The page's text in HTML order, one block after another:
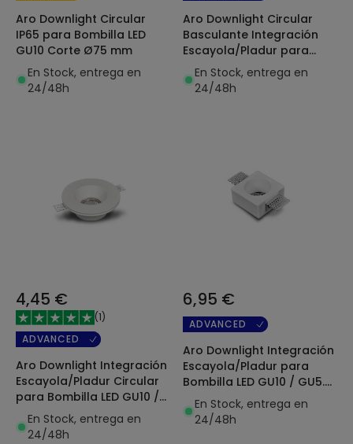
Aro Downlight Circular
IP65 para Bombilla LED
GU10 Corte Ø75 mm
En Stock, entrega en
24/48h
Aro Downlight Circular
Basculante Integración
Escayola/Pladur para
Bombilla LED GU10 / GU5.3
Corte Ø70 mm Suefix
En Stock, entrega en
24/48h
4,45 €
(1)
ADVANCED
Aro Downlight Integración
Escayola/Pladur Circular
para Bombilla LED GU10 /
GU5.3 Corte Ø133 mm
UGR17
En Stock, entrega en
24/48h
6,95 €
ADVANCED
Aro Downlight Integración
Escayola/Pladur para
Bombilla LED GU10 / GU5.3
Corte 83x83 mm UGR17
En Stock, entrega en
24/48h